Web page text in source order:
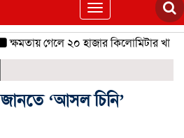
Toggle
navigation
গেলে ২০ হাজার কিলোমিটার খাল
‘আসল চিনি’